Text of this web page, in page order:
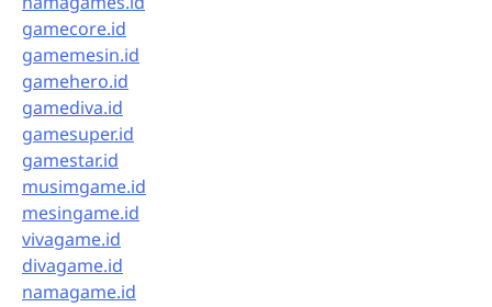
gamecore.id
gamemesin.id
gamehero.id
gamediva.id
gamesuper.id
gamestar.id
musimgame.id
mesingame.id
vivagame.id
divagame.id
namagame.id